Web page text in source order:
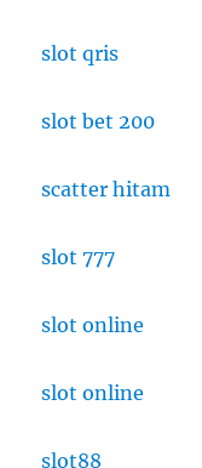
slot qris
slot bet 200
scatter hitam
slot 777
slot online
slot online
slot88